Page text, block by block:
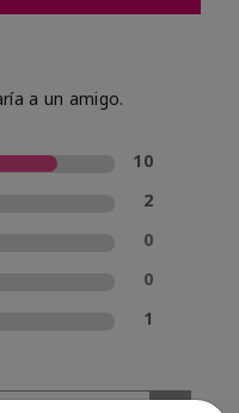
a un amigo.
10
2
0
0
1